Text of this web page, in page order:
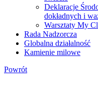
Deklaracje
dokładnych i
Warsztaty My
Rada Nadzorcza
Globalna działalność
Kamienie milowe
Powrót